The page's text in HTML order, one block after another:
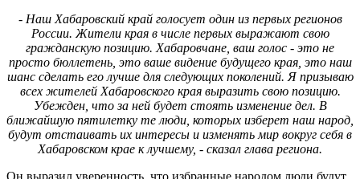
- Наш Хабаровский край голосует один из первых регионов
России. Жители края в числе первых выражают свою
гражданскую позицию. Хабаровчане, ваш голос - это не
просто бюллетень, это ваше видение будущего края, это наш
шанс сделать его лучше для следующих поколений. Я призываю
всех жителей Хабаровского края выразить свою позицию.
Убежден, что за ней будет стоять изменение дел. В
ближайшую пятилетку те люди, которых изберет наш народ,
будут отстаивать их интересы и изменять мир вокруг себя в
Хабаровском крае к лучшему, - сказал глава региона.